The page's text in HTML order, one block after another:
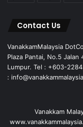
Contact Us
VanakkamMalaysia
Plaza Pantai, No.5
Lumpur. Tel : +603-
:
Vanakkam